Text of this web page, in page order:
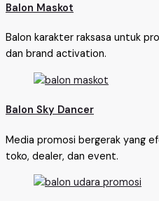
Balon Maskot
Balon karakter raksasa untuk
dan brand activation.
Balon Sky Dancer
Media promosi bergerak yang
toko, dealer, dan event.